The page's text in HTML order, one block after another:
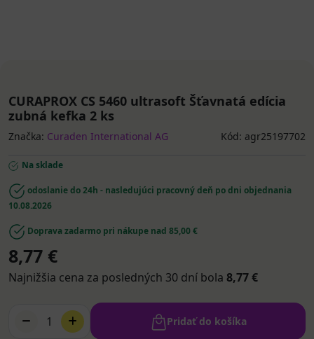
CURAPROX CS 5460 ultrasoft Šťavnatá edícia
zubná kefka 2 ks
Značka: Curaden International AG Kód: agr25197702
Na sklade
odoslanie do 24h - nasledujúci pracovný deň po dni objednania
10.08.2026
Doprava zadarmo pri nákupe nad 85,00 €
8,77 €
Najnižšia cena za posledných 30 dní bola 8,77 €
1 Pridať do košíka